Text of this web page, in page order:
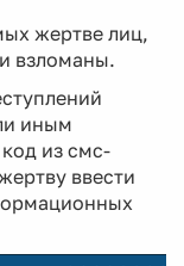
жертве лиц,
взломаны.
иным
из смс-
ввести